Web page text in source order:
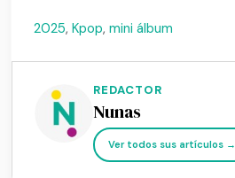
2025,Kpop,mini álbum
REDACTOR
Nunas
Ver todos sus artículos →